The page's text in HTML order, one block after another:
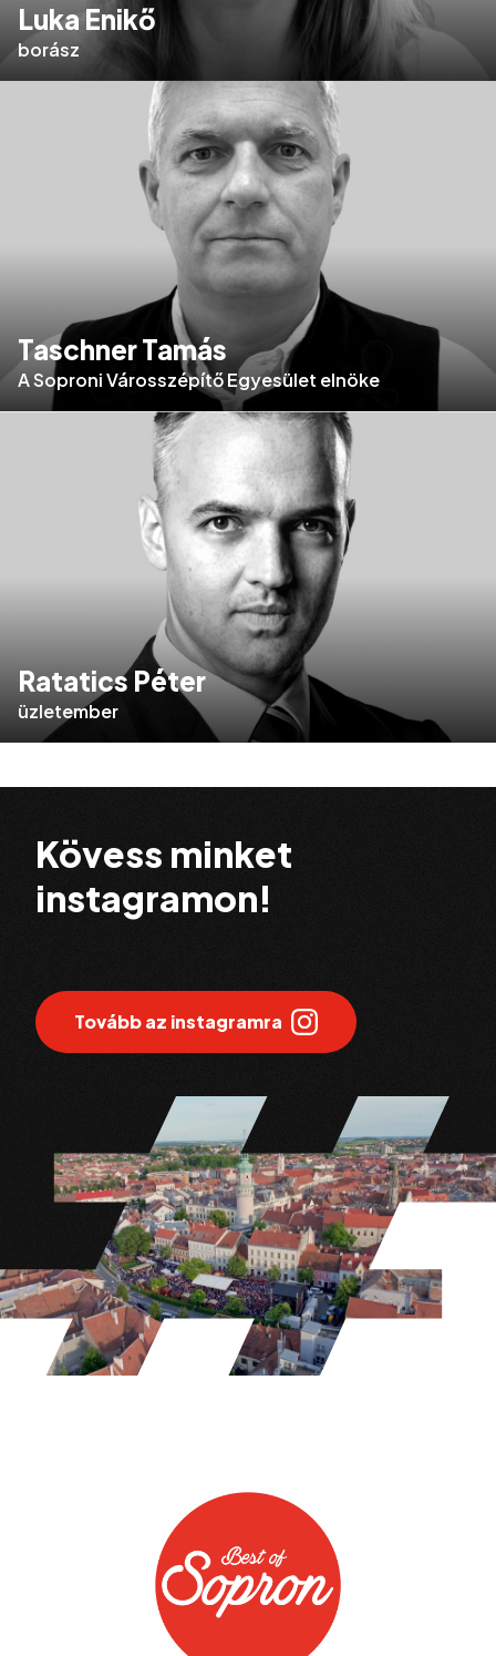
Luka Enikő
borász
Taschner Tamás
A Soproni Városszépítő Egyesület elnöke
Ratatics Péter
üzletember
Kövess minket
instagramon!
Tovább az instagramra